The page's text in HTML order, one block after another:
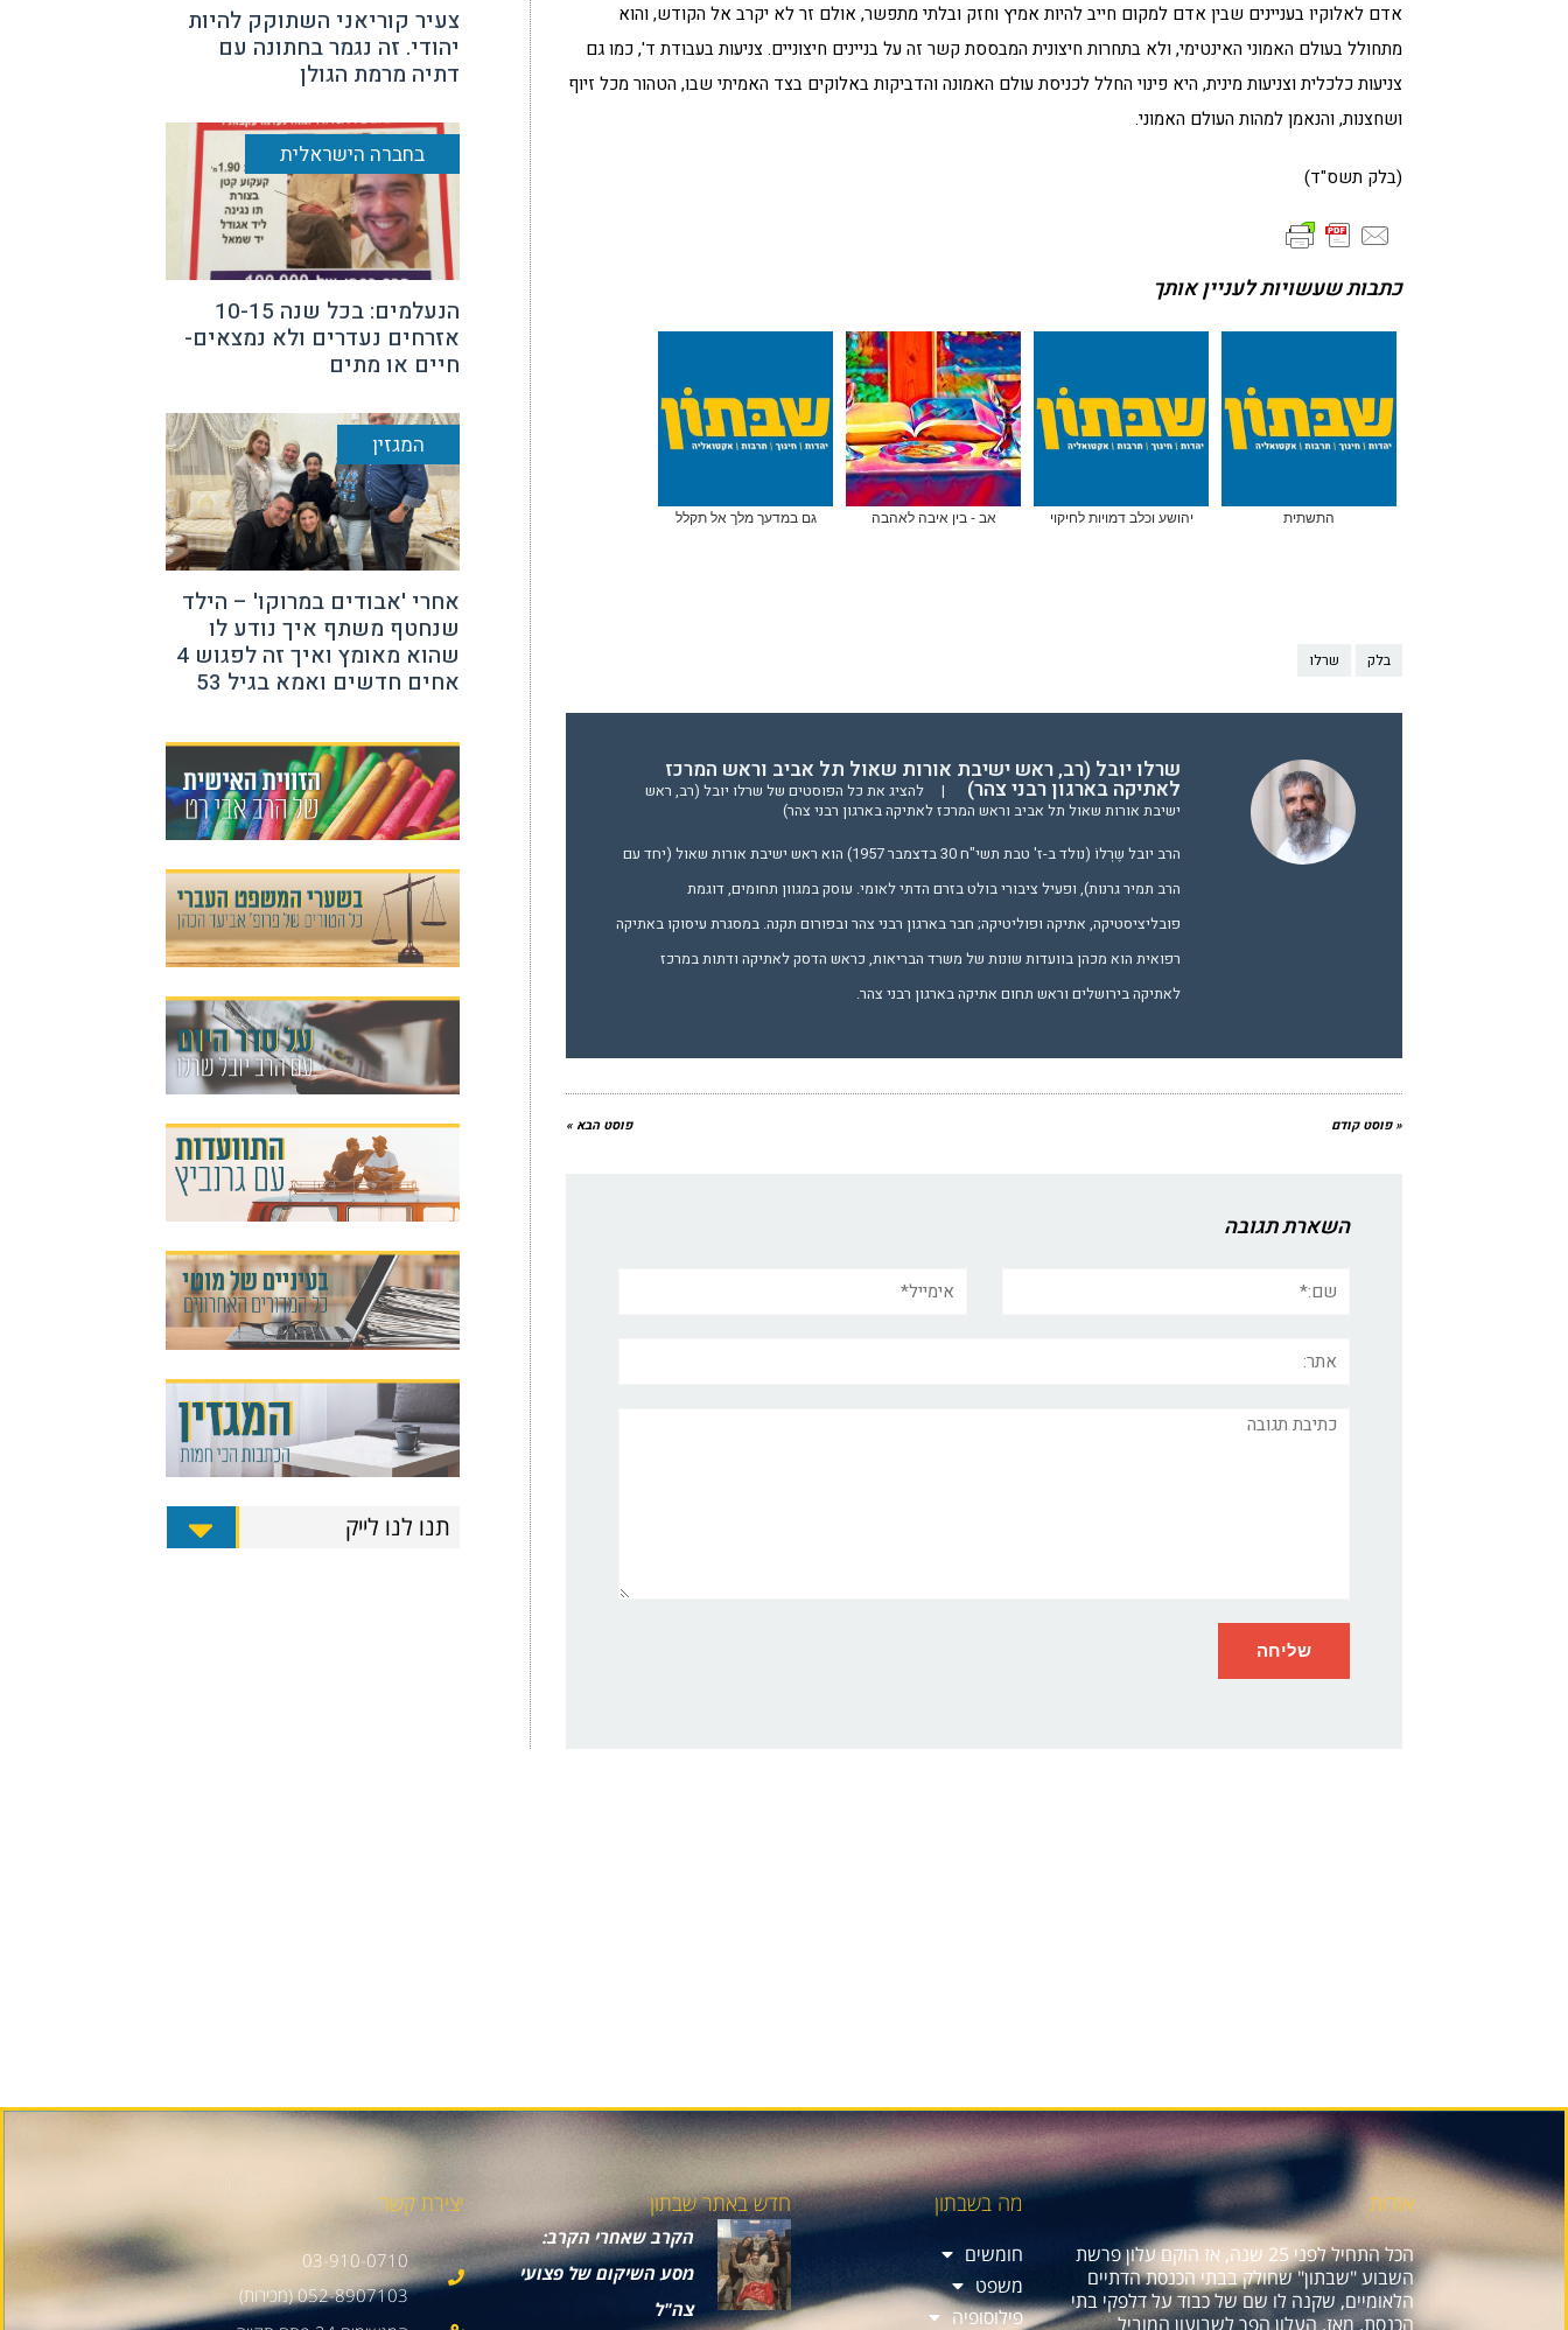
אדם לאלוקיו בעניינים שבין אדם למקום חייב להיות אמיץ וחזק ובלתי מתפשר, אולם זר לא יקרב אל הקודש, והוא
מתחולל בעולם האמוני האינטימי, ולא בתחרות חיצונית המבססת קשר זה על בניינים חיצוניים. צניעות בעבודת ד', כמו גם
צניעות כלכלית וצניעות מינית, היא פינוי החלל לכניסת עולם האמונה והדביקות באלוקים בצד האמיתי שבו, הטהור מכל זיוף
ושחצנות, והנאמן למהות העולם האמוני.
(בלק תשס"ד)
כתבות שעשויות לעניין אותך
התשתית יהושע וכלב דמויות לחיקוי אב - בין איבה לאהבה גם במדעך מלך אל תקלל
בלק שרלו
שרלו יובל (רב, ראש ישיבת אורות שאול תל אביב וראש המרכז
לאתיקה בארגון רבני צהר) |
להציג את כל הפוסטים של שרלו יובל (רב, ראש
ישיבת אורות שאול תל אביב וראש המרכז לאתיקה בארגון רבני צהר)
הרב יובל שֶרְלוֹ (נולד ב-ז' טבת תשי"ח 30 בדצמבר 1957) הוא ראש ישיבת אורות שאול (יחד עם
הרב תמיר גרנות), ופעיל ציבורי בולט בזרם הדתי לאומי. עוסק במגוון תחומים, דוגמת
פובליציסטיקה, אתיקה ופוליטיקה; חבר בארגון רבני צהר ובפורום תקנה. במסגרת עיסוקו באתיקה
רפואית הוא מכהן בוועדות שונות של משרד הבריאות, כראש הדסק לאתיקה ודתות במרכז
לאתיקה בירושלים וראש תחום אתיקה בארגון רבני צהר.
« פוסט קודם פוסט הבא »
השארת תגובה
תגובה
צעיר קוריאני השתוקק להיות
יהודי. זה נגמר בחתונה עם
דתיה מרמת הגולן
בחברה הישראלית
הנעלמים: בכל שנה 10-15
אזרחים נעדרים ולא נמצאים-
חיים או מתים
המגזין
אחרי 'אבודים במרוקו' – הילד
שנחטף משתף איך נודע לו
שהוא מאומץ ואיך זה לפגוש 4
אחים חדשים ואמא בגיל 53
תנו לנו לייק
אודות
הכל התחיל לפני 25 שנה, אז הוקם עלון פרשת
השבוע "שבתון" שחולק בבתי הכנסת הדתיים
הלאומיים, שקנה לו שם של כבוד על דלפקי בתי
הכנסת. מאז, העלון הפך לשבועון המוביל
מה בשבתון
חומשים
משפט
פילוסופיה
חדש באתר שבתון
הקרב שאחרי הקרב:
מסע השיקום של פצועי
צה"ל
יצירת קשר
03-910-0710
052-8907103 (מכירות)